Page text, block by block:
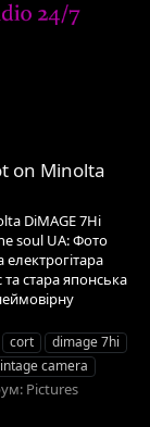
on Minolta
DiMAGE 7Hi
soul UA: Фото
та стара японська
cort
dimage 7hi
camera
Pictures